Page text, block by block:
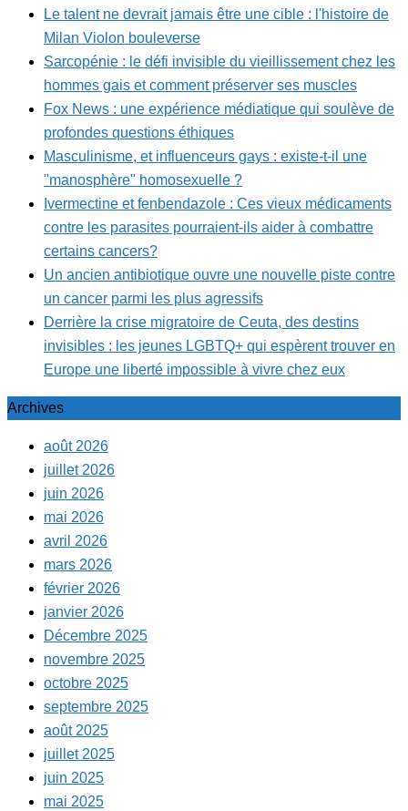
Le talent ne devrait jamais être une cible : l'histoire de
Milan Violon bouleverse
Sarcopénie : le défi invisible du vieillissement chez les
hommes gais et comment préserver ses muscles
Fox News : une expérience médiatique qui soulève de
profondes questions éthiques
Masculinisme, et influenceurs gays : existe-t-il une
"manosphère" homosexuelle ?
Ivermectine et fenbendazole : Ces vieux médicaments
contre les parasites pourraient-ils aider à combattre
certains cancers?
Un ancien antibiotique ouvre une nouvelle piste contre
un cancer parmi les plus agressifs
Derrière la crise migratoire de Ceuta, des destins
invisibles : les jeunes LGBTQ+ qui espèrent trouver en
Europe une liberté impossible à vivre chez eux
Archives
août 2026
juillet 2026
juin 2026
mai 2026
avril 2026
mars 2026
février 2026
janvier 2026
Décembre 2025
novembre 2025
octobre 2025
septembre 2025
août 2025
juillet 2025
juin 2025
mai 2025